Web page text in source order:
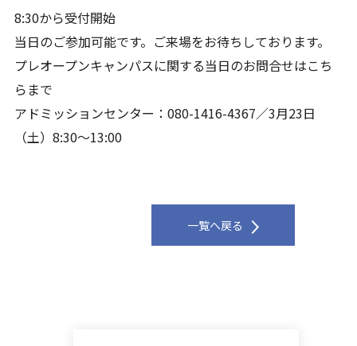
8:30から受付開始
当日のご参加可能です。ご来場をお待ちしております。
プレオープンキャンパスに関する当日のお問合せはこち
らまで
アドミッションセンター：080-1416-4367／3月23日
（土）8:30～13:00
一覧へ戻る